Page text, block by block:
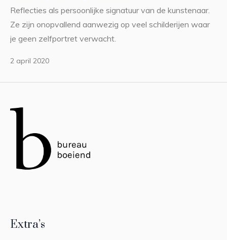
Reflecties als persoonlijke signatuur van de kunstenaar.
Ze zijn onopvallend aanwezig op veel schilderijen waar
je geen zelfportret verwacht.
2 april 2020
Extra’s